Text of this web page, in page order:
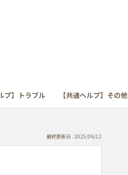
プ】トラブル 【共通ヘルプ】その他
最終更新日 : 2025/06/12